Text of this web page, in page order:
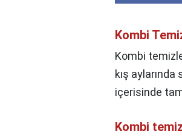
Kombi
Kombi
kış
içerisinde
Kombi